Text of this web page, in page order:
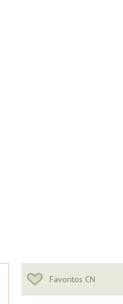
Favoritos CN